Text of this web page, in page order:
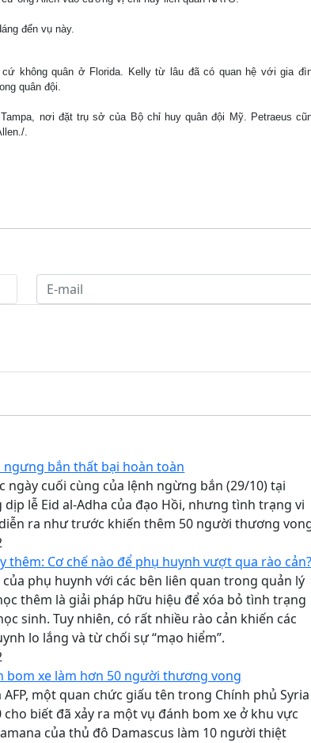
đến vụ này.
không quân ở Florida. Kelly từ lâu đã có quan hệ với gia
quân đội.
nơi đặt trụ sở của Bộ chỉ huy quân đội Mỹ. Petraeus
.
ngưng bắn thất bại hoàn toàn
ngày cuối cùng của lệnh ngừng bắn (29/10) tại
dịp lễ Eid al-Adha của đạo Hồi, nhưng tình trạng vi
ra như trước khiến thêm 50 người thương
thêm: Cơ chế nào để phụ huynh vượt qua rào cản?
phụ huynh với các bên liên quan trong quản lý
thêm là giải pháp hữu hiệu để xóa bỏ tình trạng
sinh. Tuy nhiên, có rất nhiều rào cản khiến các
lo lắng và từ chối sự “mạo hiểm”.
bom xe làm hơn 50 người thương vong
AFP, một quan chức giấu tên trong Chính phủ Syria
cho biết đã xảy ra một vụ đánh bom xe ở khu vực
của thủ đô Damascus làm 10 người thiệt